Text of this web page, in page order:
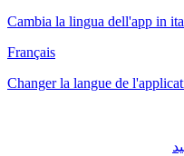
Cambia la lingua dell'app in
Français
Changer la langue de